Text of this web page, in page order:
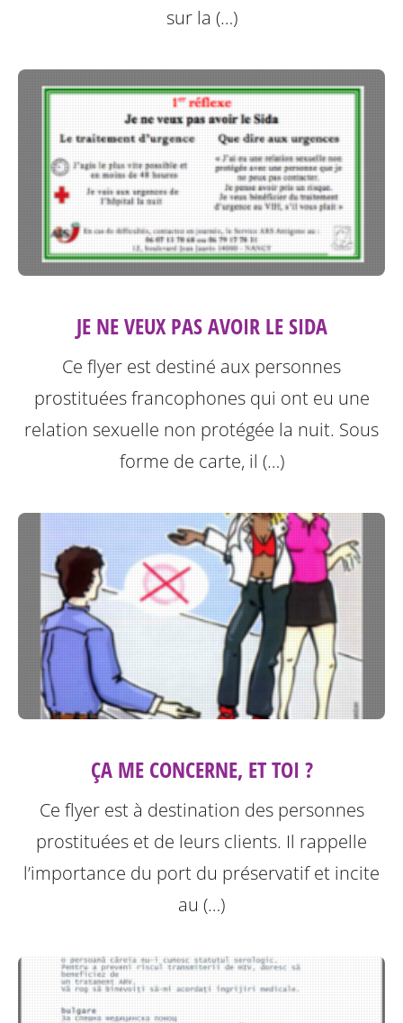
sur la (…)
JE NE VEUX PAS AVOIR LE SIDA
Ce flyer est destiné aux personnes
prostituées francophones qui ont eu une
relation sexuelle non protégée la nuit. Sous
forme de carte, il (…)
ÇA ME CONCERNE, ET TOI ?
Ce flyer est à destination des personnes
prostituées et de leurs clients. Il rappelle
l’importance du port du préservatif et incite
au (…)